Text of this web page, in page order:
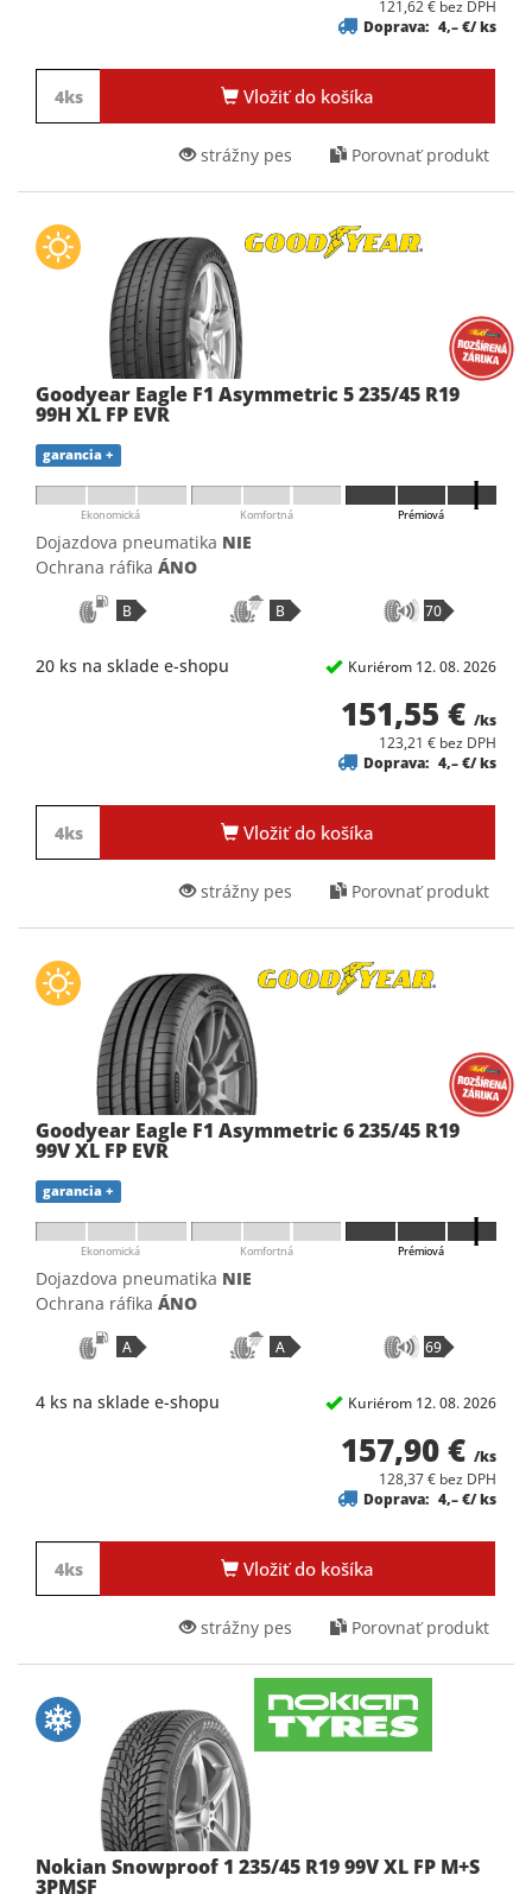
Vložiť do košíka
121,62 € bez DPH
Doprava: 4,– €/ ks
strážny pes Porovnať produkt
Goodyear Eagle F1 Asymmetric 5 235/45 R19
99H XL FP EVR
garancia +
Ekonomická Komfortná Prémiová
Dojazdova pneumatika NIE
Ochrana ráfika ÁNO
B B 70
20 ks na sklade e-shopu Kuriérom 12. 08. 2026
Vložiť do košíka
151,55 € /ks
123,21 € bez DPH
Doprava: 4,– €/ ks
strážny pes Porovnať produkt
Goodyear Eagle F1 Asymmetric 6 235/45 R19
99V XL FP EVR
garancia +
Ekonomická Komfortná Prémiová
Dojazdova pneumatika NIE
Ochrana ráfika ÁNO
A A 69
4 ks na sklade e-shopu Kuriérom 12. 08. 2026
Vložiť do košíka
157,90 € /ks
128,37 € bez DPH
Doprava: 4,– €/ ks
strážny pes Porovnať produkt
Nokian Snowproof 1 235/45 R19 99V XL FP M+S
3PMSF